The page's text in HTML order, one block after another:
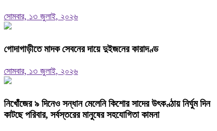
সোমবার, ১৩ জুলাই, ২০২৬
গোদাগাড়ীতে মাদক সেবনের দায়ে দুইজনের কারাদণ্ড
সোমবার, ১৩ জুলাই, ২০২৬
নিখোঁজের ৯ দিনেও সন্ধান মেলেনি কিশোর সাদের উৎকণ্ঠায় নির্ঘুম দিন
কাটছে পরিবার, সর্বস্তরের মানুষের সহযোগিতা কামনা